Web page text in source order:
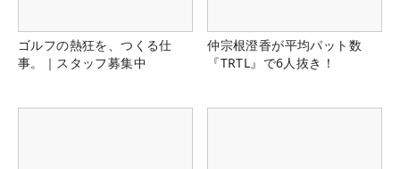
ゴルフの熱狂を、つくる仕
事。｜スタッフ募集中
仲宗根澄香が平均パット数
『TRTL』で6人抜き！